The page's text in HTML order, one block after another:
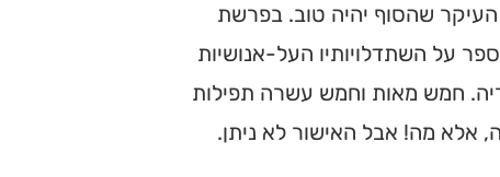
העיקר שהסוף יהיה טוב. בפרשת
על השתדלויותיו העל-אנושיות
חמש מאות וחמש עשרה תפילות
אלא מה! אבל האישור לא ניתן.